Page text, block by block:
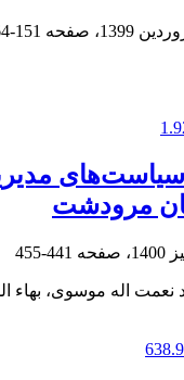
151-164
سیاست‌های
مرودشت
441-455
اله موسوی، بهاء